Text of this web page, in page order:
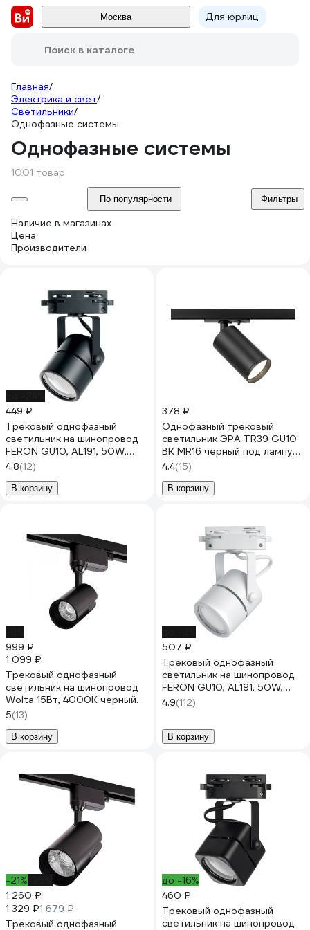
Москва Для юрлиц
Поиск в каталоге
Главная/
Электрика и свет/
Светильники/
Однофазные системы
Однофазные системы
1001 товар
По популярности Фильтры
Наличие в магазинах
Цена
Производители
449 ₽
Трековый однофазный
светильник на шинопровод
FERON GU10, AL191, 50W,
230V, черный 41592
4.8(12)
В корзину
378 ₽
Однофазный трековый
светильник ЭРА TR39 GU10
BK MR16 черный под лампу
Б0053310
4.4(15)
В корзину
999 ₽
1 099 ₽
Трековый однофазный
светильник на шинопровод
Wolta 15Вт, 4000К черный
WTL-15W/01B
5(13)
В корзину
507 ₽
Трековый однофазный
светильник на шинопровод
FERON GU10, AL191, 50W,
230V, белый 41591
4.9(112)
В корзину
-21%
1 260 ₽
1 329 ₽1 679 ₽
Трековый однофазный
до -16%
460 ₽
Трековый однофазный
светильник на шинопровод